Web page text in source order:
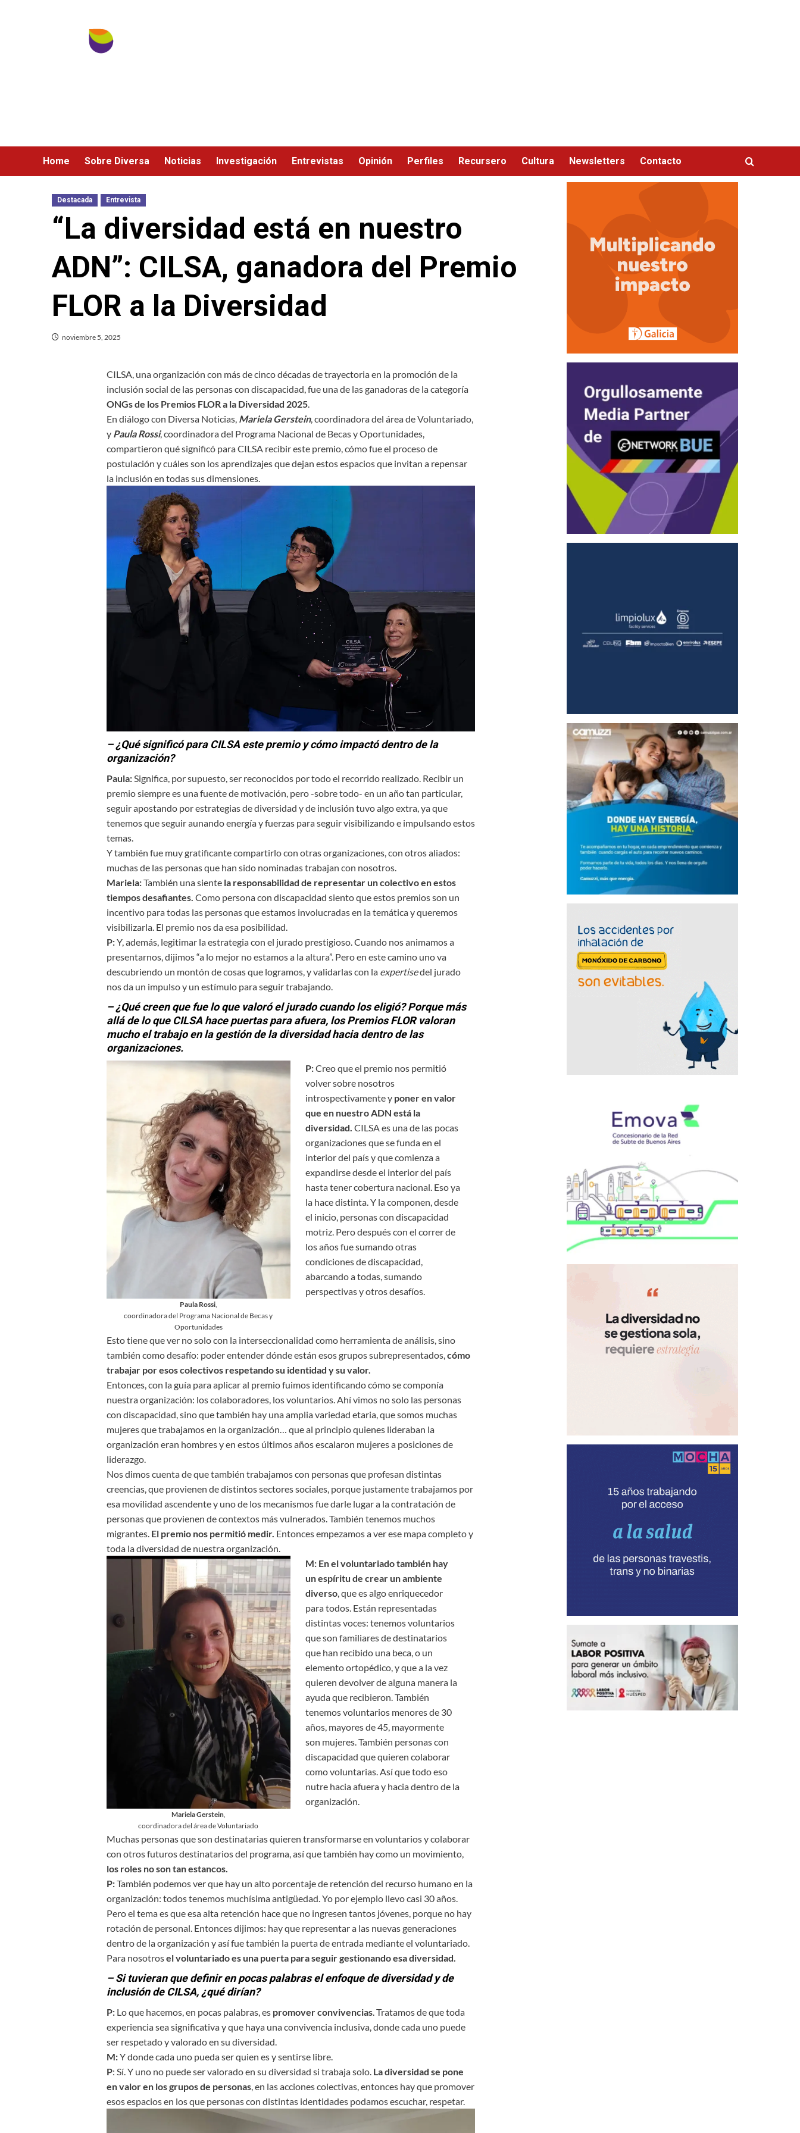
Home Sobre Diversa Noticias Investigación Entrevistas Opinión Perfiles Recursero Cultura Newsletters Contacto
Destacada Entrevista
“La diversidad está en nuestro
ADN”: CILSA, ganadora del Premio
FLOR a la Diversidad
noviembre 5, 2025
CILSA, una organización con más de cinco décadas de trayectoria en la promoción de la
inclusión social de las personas con discapacidad, fue una de las ganadoras de la categoría
ONGs de los Premios FLOR a la Diversidad 2025.
En diálogo con Diversa Noticias, Mariela Gerstein, coordinadora del área de Voluntariado,
y Paula Rossi, coordinadora del Programa Nacional de Becas y Oportunidades,
compartieron qué significó para CILSA recibir este premio, cómo fue el proceso de
postulación y cuáles son los aprendizajes que dejan estos espacios que invitan a repensar
la inclusión en todas sus dimensiones.
– ¿Qué significó para CILSA este premio y cómo impactó dentro de la
organización?
Paula:Significa, por supuesto, ser reconocidos por todo el recorrido realizado. Recibir un
premio siempre es una fuente de motivación, pero -sobre todo- en un año tan particular,
seguir apostando por estrategias de diversidad y de inclusión tuvo algo extra, ya que
tenemos que seguir aunando energía y fuerzas para seguir visibilizando e impulsando estos
temas.
Y también fue muy gratificante compartirlo con otras organizaciones, con otros aliados:
muchas de las personas que han sido nominadas trabajan con nosotros.
Mariela:También una siente la responsabilidad de representar un colectivo en estos
tiempos desafiantes. Como persona con discapacidad siento que estos premios son un
incentivo para todas las personas que estamos involucradas en la temática y queremos
visibilizarla. El premio nos da esa posibilidad.
P:Y, además, legitimar la estrategia con el jurado prestigioso. Cuando nos animamos a
presentarnos, dijimos “a lo mejor no estamos a la altura”. Pero en este camino uno va
descubriendo un montón de cosas que logramos, y validarlas con la expertisedel jurado
nos da un impulso y un estímulo para seguir trabajando.
– ¿Qué creen que fue lo que valoró el jurado cuando los eligió? Porque más
allá de lo que CILSA hace puertas para afuera, los Premios FLOR valoran
mucho el trabajo en la gestión de la diversidad hacia dentro de las
organizaciones.
P:Creo que el premio nos permitió
volver sobre nosotros
introspectivamente y poner en valor
que en nuestro ADN está la
diversidad. CILSA es una de las pocas
organizaciones que se funda en el
interior del país y que comienza a
expandirse desde el interior del país
hasta tener cobertura nacional. Eso ya
la hace distinta. Y la componen, desde
el inicio, personas con discapacidad
motriz. Pero después con el correr de
los años fue sumando otras
condiciones de discapacidad,
abarcando a todas, sumando
perspectivas y otros desafíos.
Paula Rossi,
coordinadora del Programa Nacional de Becas y
Oportunidades
Esto tiene que ver no solo con la interseccionalidad como herramienta de análisis, sino
también como desafío: poder entender dónde están esos grupos subrepresentados,cómo
trabajar por esos colectivos respetando su identidad y su valor.
Entonces, con la guía para aplicar al premio fuimos identificando cómo se componía
nuestra organización: los colaboradores, los voluntarios. Ahí vimos no solo las personas
con discapacidad, sino que también hay una amplia variedad etaria, que somos muchas
mujeres que trabajamos en la organización… que al principio quienes lideraban la
organización eran hombres y en estos últimos años escalaron mujeres a posiciones de
liderazgo.
Nos dimos cuenta de que también trabajamos con personas que profesan distintas
creencias, que provienen de distintos sectores sociales, porque justamente trabajamos por
esa movilidad ascendente y uno de los mecanismos fue darle lugar a la contratación de
personas que provienen de contextos más vulnerados. También tenemos muchos
migrantes. El premio nos permitió medir. Entonces empezamos a ver ese mapa completo y
toda la diversidad de nuestra organización.
M: En el voluntariado también hay
un espíritu de crear un ambiente
diverso, que es algo enriquecedor
para todos. Están representadas
distintas voces: tenemos voluntarios
que son familiares de destinatarios
que han recibido una beca, o un
elemento ortopédico, y que a la vez
quieren devolver de alguna manera la
ayuda que recibieron. También
tenemos voluntarios menores de 30
años, mayores de 45, mayormente
son mujeres. También personas con
discapacidad que quieren colaborar
como voluntarias. Así que todo eso
nutre hacia afuera y hacia dentro de la
organización.
Mariela Gerstein,
coordinadora del área de Voluntariado
Muchas personas que son destinatarias quieren transformarse en voluntarios y colaborar
con otros futuros destinatarios del programa, así que también hay como un movimiento,
los roles no son tan estancos.
P:También podemos ver que hay un alto porcentaje de retención del recurso humano en la
organización: todos tenemos muchísima antigüedad. Yo por ejemplo llevo casi 30 años.
Pero el tema es que esa alta retención hace que no ingresen tantos jóvenes, porque no hay
rotación de personal. Entonces dijimos: hay que representar a las nuevas generaciones
dentro de la organización y así fue también la puerta de entrada mediante el voluntariado.
Para nosotrosel voluntariado es una puerta para seguir gestionando esa diversidad.
– Si tuvieran que definir en pocas palabras el enfoque de diversidad y de
inclusión de CILSA, ¿qué dirían?
P: Lo que hacemos, en pocas palabras, es promover convivencias. Tratamos de que toda
experiencia sea significativa y que haya una convivencia inclusiva, donde cada uno puede
ser respetado y valorado en su diversidad.
M:Y donde cada uno pueda ser quien es y sentirse libre.
P: Sí. Y uno no puede ser valorado en su diversidad si trabaja solo. La diversidad se pone
en valor en los grupos de personas, en las acciones colectivas, entonces hay que promover
esos espacios en los que personas con distintas identidades podamos escuchar, respetar.